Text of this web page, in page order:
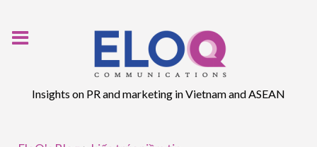
Insights on PR and marketing in Vietnam and ASEAN